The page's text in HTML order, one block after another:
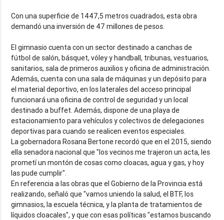
Con una superficie de 1447,5 metros cuadrados, esta obra
demandó una inversión de 47 millones de pesos.
El gimnasio cuenta con un sector destinado a canchas de
fútbol de salón, básquet, vóley y handball, tribunas, vestuarios,
sanitarios, sala de primeros auxilios y oficina de administración.
Además, cuenta con una sala de máquinas y un depósito para
el material deportivo, en los laterales del acceso principal
funcionará una oficina de control de seguridad y un local
destinado a buffet. Además, dispone de una playa de
estacionamiento para vehículos y colectivos de delegaciones
deportivas para cuando se realicen eventos especiales.
La gobernadora Rosana Bertone recordó que en el 2015, siendo
ella senadora nacional que "los vecinos me trajeron un acta, les
prometí un montón de cosas como cloacas, agua y gas, y hoy
las pude cumplir".
En referencia a las obras que el Gobierno de la Provincia está
realizando, señaló que "vamos uniendo la salud, el BTF, los
gimnasios, la escuela técnica, y la planta de tratamientos de
líquidos cloacales", y que con esas políticas "estamos buscando